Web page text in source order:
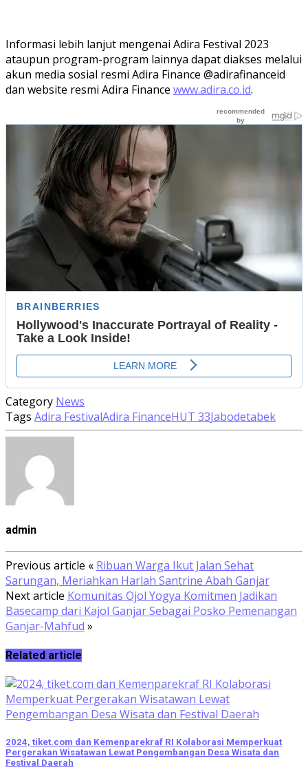
Informasi lebih lanjut mengenai Adira Festival 2023
ataupun program-program lainnya dapat diakses melalui
akun media sosial resmi Adira Finance @adirafinanceid
dan website resmi Adira Finance www.adira.co.id.
Category News
Tags Adira FestivalAdira FinanceHUT 33Jabodetabek
admin
Previous article « Ribuan Warga Ikut Jalan Sehat
Sarungan, Meriahkan Harlah Santrine Abah Ganjar
Next article Komunitas Ojol Yogya Komitmen Jadikan
Basecamp dari Kajol Ganjar Sebagai Posko Pemenangan
Ganjar-Mahfud »
Related article
2024, tiket.com dan Kemenparekraf RI Kolaborasi Memperkuat
Pergerakan Wisatawan Lewat Pengembangan Desa Wisata dan
Festival Daerah